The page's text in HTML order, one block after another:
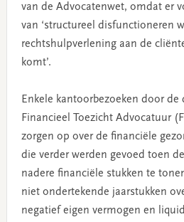
van de Advocatenwet, omdat er
van ‘structureel disfunctioneren
rechtshulpverlening aan de
komt’.
Enkele kantoorbezoeken door
Financieel Toezicht Advocatuur
zorgen op over de financiële
die verder werden gevoed toen
nadere financiële stukken te
niet ondertekende jaarstukken
negatief eigen vermogen en